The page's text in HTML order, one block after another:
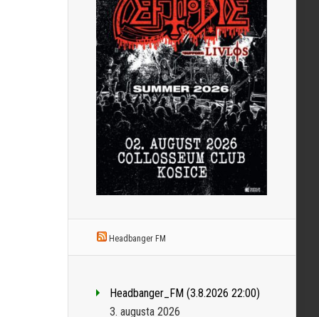
Headbanger FM
Headbanger_FM (3.8.2026 22:00)
3. augusta 2026